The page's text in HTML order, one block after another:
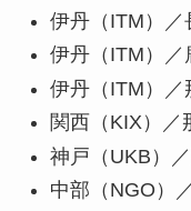
伊丹（ITM）／
伊丹（ITM）／
伊丹（ITM）／
関西（KIX）／
神戸（UKB）
中部（NGO）